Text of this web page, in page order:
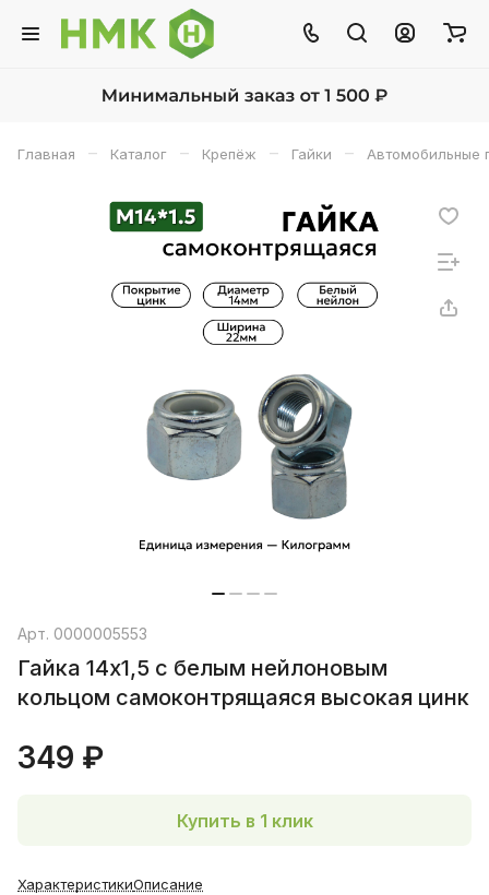
Главная – Каталог – Крепёж – Гайки – Автомобильные
Арт. 0000005553
Гайка 14х1,5 с белым нейлоновым
кольцом самоконтрящаяся высокая цинк
349 ₽
Купить в 1 клик
ХарактеристикиОписание